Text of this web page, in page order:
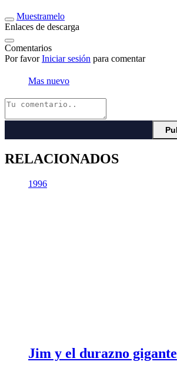
Muestramelo
Enlaces de descarga
Comentarios
Por favorIniciar sesión para comentar
Mas nuevo
RELACIONADOS
1996
Jim y el durazno gigante